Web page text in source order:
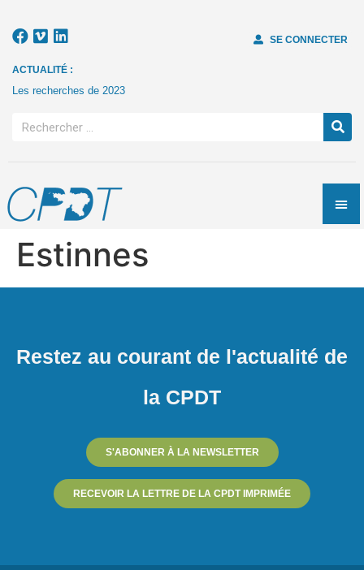
SE CONNECTER
ACTUALITÉ :
Les recherches de 2023
Estinnes
Restez au courant de l'actualité de
la CPDT
S'ABONNER À LA NEWSLETTER
RECEVOIR LA LETTRE DE LA CPDT IMPRIMÉE